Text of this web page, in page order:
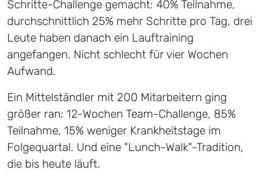
Schritte-Challenge gemacht: 40% Teilnahme,
durchschnittlich 25% mehr Schritte pro Tag, drei
Leute haben danach ein Lauftraining
angefangen. Nicht schlecht für vier Wochen
Aufwand.
Ein Mittelständler mit 200 Mitarbeitern ging
größer ran: 12-Wochen Team-Challenge, 85%
Teilnahme, 15% weniger Krankheitstage im
Folgequartal. Und eine "Lunch-Walk"-Tradition,
die bis heute läuft.